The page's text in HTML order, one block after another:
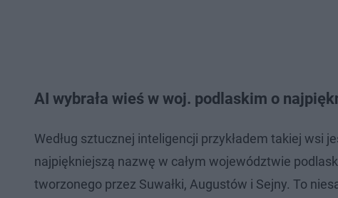
AI wybrała wieś w woj. podlaskim o
Według sztucznej inteligencji przykładem takiej wsi
najpiękniejszą nazwę w całym województwie
tworzonego przez Suwałki, Augustów i Sejny. To